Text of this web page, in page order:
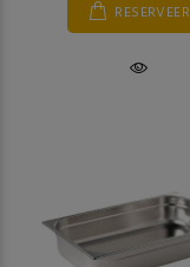
RESERVEER